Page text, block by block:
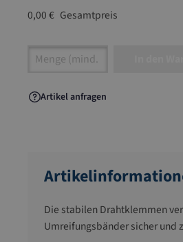
0,00 € Gesamtpreis
Artikel Anzahl: Gib
Artikel anfragen
Die stabilen Drahtklemmen
Umreifungsbänder sicher und